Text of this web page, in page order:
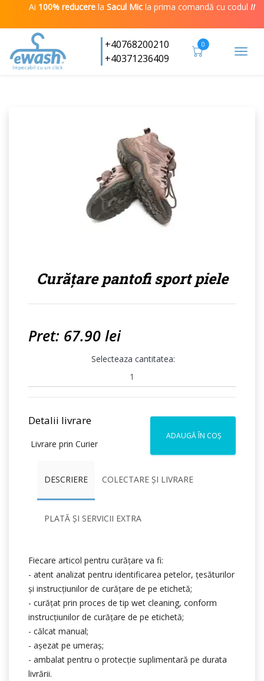
Ai100% reducerelaSacul Micla prima comandă cu codul
+40768200210
+40371236409
0
Curățare pantofi sport piele
Pret: 67.90 lei
Selecteaza cantitatea:
ADAUGĂ ÎN COȘ
Detalii livrare
Livrare prin Curier
DESCRIERE COLECTARE ȘI LIVRARE
PLATĂ ȘI SERVICII EXTRA
Fiecare articol pentru curățare va fi:
- atent analizat pentru identificarea petelor, țesăturilor
şi instrucțiunilor de curățare de pe etichetă;
- curățat prin proces de tip wet cleaning, conform
instrucțiunilor de curățare de pe etichetă;
- călcat manual;
- așezat pe umeraș;
- ambalat pentru o protecție suplimentară pe durata
livrării.